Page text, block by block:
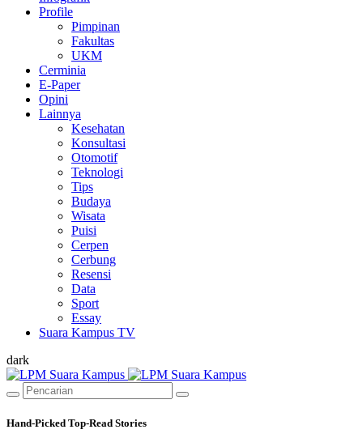
Profile
Pimpinan
Fakultas
UKM
Cerminia
E-Paper
Opini
Lainnya
Kesehatan
Konsultasi
Otomotif
Teknologi
Tips
Budaya
Wisata
Puisi
Cerpen
Cerbung
Resensi
Data
Sport
Essay
Suara Kampus TV
dark
Hand-Picked Top-Read Stories